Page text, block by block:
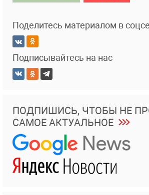
Поделитесь материалом в
Подписывайтесь на нас
ПОДПИШИСЬ, ЧТОБЫ НЕ
САМОЕ АКТУАЛЬНОЕ